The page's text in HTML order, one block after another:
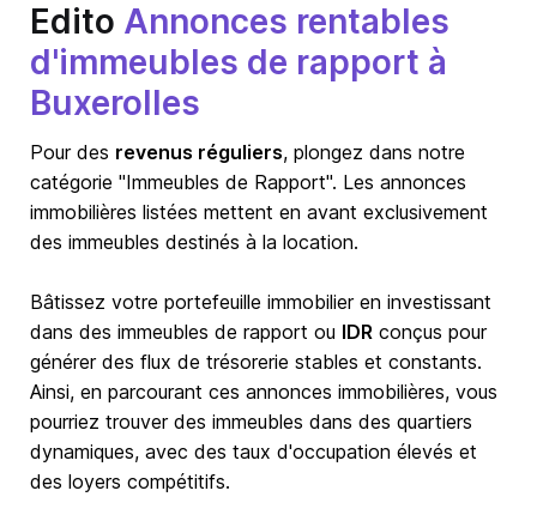
Edito Annonces rentables
d'immeubles de rapport à
Buxerolles
Pour des revenus réguliers, plongez dans notre
catégorie "Immeubles de Rapport". Les annonces
immobilières listées mettent en avant exclusivement
des immeubles destinés à la location.
Bâtissez votre portefeuille immobilier en investissant
dans des immeubles de rapport ou IDR conçus pour
générer des flux de trésorerie stables et constants.
Ainsi, en parcourant ces annonces immobilières, vous
pourriez trouver des immeubles dans des quartiers
dynamiques, avec des taux d'occupation élevés et
des loyers compétitifs.